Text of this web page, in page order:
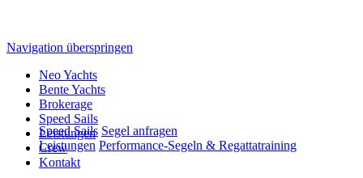
Navigation überspringen
Neo Yachts
Bente Yachts
Brokerage
Speed Sails
Speed Sails Segel anfragen
Leistungen
Leistungen Performance-Segeln & Regattatraining
Crew
Kontakt